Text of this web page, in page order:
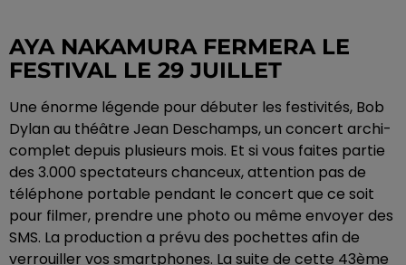
AYA NAKAMURA FERMERA LE
FESTIVAL LE 29 JUILLET
Une énorme légende pour débuter les festivités, Bob
Dylan au théâtre Jean Deschamps, un concert archi-
complet depuis plusieurs mois. Et si vous faites partie
des 3.000 spectateurs chanceux, attention pas de
téléphone portable pendant le concert que ce soit
pour filmer, prendre une photo ou même envoyer des
SMS. La production a prévu des pochettes afin de
verrouiller vos smartphones. La suite de cette 43ème